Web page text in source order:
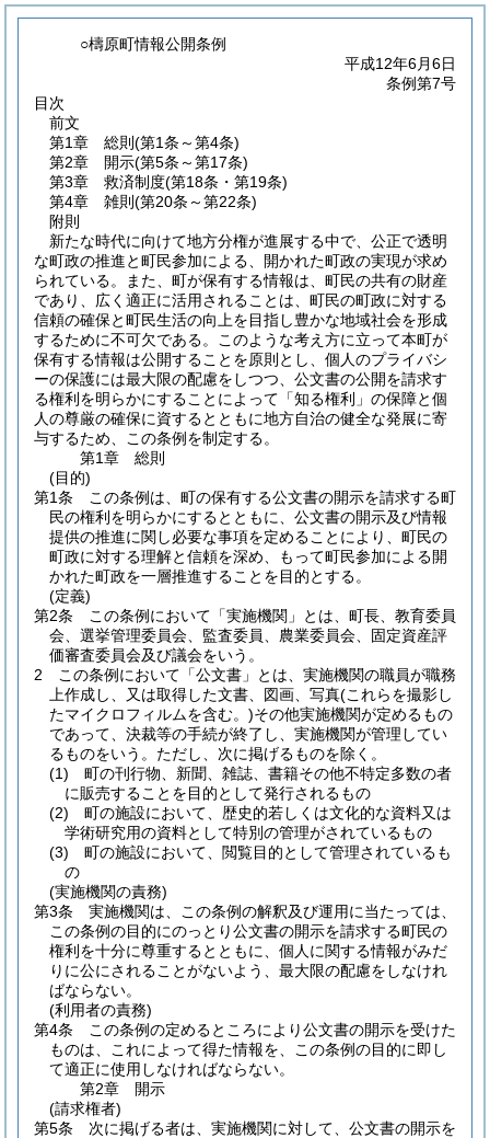
○檮原町情報公開条例
平成12年6月6日
条例第7号
目次
前文
第1章
総則 (第1条～第4条)
第2章
開示(第5条～第17条)
第3章
救済制度(第18条・第19条)
第4章
雑則 (第20条～第22条)
附則
新たな時代に向けて地方分権が進展する中で、公正で透明
な町政の推進と町民参加による、開かれた町政の実現が求め
られている。また、町が保有する情報は、町民の共有の財産
であり、広く適正に活用されることは、町民の町政に対する
信頼の確保と町民生活の向上を目指し豊かな地域社会を形成
するために不可欠である。このような考え方に立って本町が
保有する情報は公開することを原則とし、個人のプライバシ
ーの保護には最大限の配慮をしつつ、公文書の公開を請求す
る権利を明らかにすることによって「知る権利」の保障と個
人の尊厳の確保に資するとともに地方自治の健全な発展に寄
与するため、この条例を制定する。
第1章
総則
(目的)
第1条
この条例は、町の保有する公文書の開示を請求する町
民の権利を明らかにするとともに、公文書の開示及び情報
提供の推進に関し必要な事項を定めることにより、町民の
町政に対する理解と信頼を深め、もって町民参加による開
かれた町政を一層推進することを目的とする。
(定義)
第2条
この条例において「実施機関」とは、町長、教育委員
会、選挙管理委員会、監査委員、農業委員会、固定資産評
価審査委員会及び議会をいう。
2
この条例において「公文書」とは、実施機関の職員が職務
上作成し、又は取得した文書、図画、写真(これらを撮影し
たマイクロフィルムを含む。)その他実施機関が定めるもの
であって、決裁等の手続が終了し、実施機関が管理してい
るものをいう。 ただし、次に掲げるものを除く。
(1)
町の刊行物、新聞、雑誌、書籍その他不特定多数の者
に販売することを目的として発行されるもの
(2)
町の施設において、歴史的若しくは文化的な資料又は
学術研究用の資料として特別の管理がされているもの
(3)
町の施設において、閲覧目的として管理されているも
の
(実施機関の責務)
第3条
実施機関は、この条例の解釈及び運用に当たっては、
この条例の目的にのっとり公文書の開示を請求する町民の
権利を十分に尊重するとともに、個人に関する情報がみだ
りに公にされることがないよう、最大限の配慮をしなけれ
ばならない。
(利用者の責務)
第4条
この条例の定めるところにより公文書の開示を受けた
ものは、これによって得た情報を、この条例の目的に即し
て適正に使用しなければならない。
第2章
開示
(請求権者)
第5条
次に掲げる者は、実施機関に対して、公文書の開示を